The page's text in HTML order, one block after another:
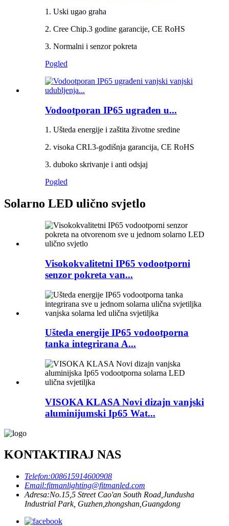
1. Uski ugao graha
2. Cree Chip.3 godine garancije, CE RoHS
3. Normalni i senzor pokreta
Pogled
Vodootporan IP65 ugrađen u...
1. Ušteda energije i zaštita životne sredine
2. visoka CRI.3-godišnja garancija, CE RoHS
3. duboko skrivanje i anti odsjaj
Pogled
Solarno LED ulično svjetlo
Visokokvalitetni IP65 vodootporni
senzor pokreta van...
Ušteda energije IP65 vodootporna
tanka integrirana A...
VISOKA KLASA Novi dizajn vanjski
aluminijumski Ip65 Wat...
KONTAKTIRAJ NAS
Telefon:008615914600908
Email:fitmanlighting@fitmanled.com
Adresa:No.15,5 Street Cao'an South Road,Jundusha
Industrial Park, Guzhen,zhongshan,Guangdong